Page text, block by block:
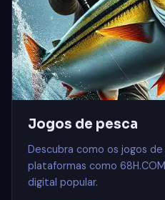
Jogos de pesca
Descubra como os jogos
plataformas como
digital popular.